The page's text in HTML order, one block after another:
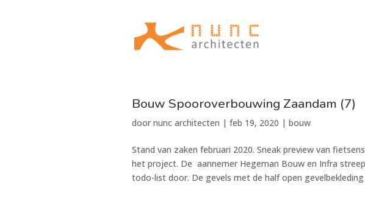
Bouw Spooroverbouwing Zaandam (7)
door nunc architecten | feb 19, 2020 | bouw
Stand van zaken februari 2020. Sneak preview van
het project. De aannemer Hegeman Bouw en Infra
todo-list door. De gevels met de half open gevelbekleding